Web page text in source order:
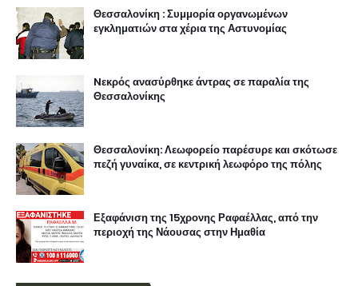
Θεσσαλονίκη : Συμμορία οργανωμένων
εγκληματιών στα χέρια της Αστυνομίας
Nεκρός ανασύρθηκε άντρας σε παραλία της
Θεσσαλονίκης
Θεσσαλονίκη: Λεωφορείο παρέσυρε και σκότωσε
πεζή γυναίκα, σε κεντρική λεωφόρο της πόλης
Εξαφάνιση της 15χρονης Ραφαέλλας, από την
περιοχή της Νάουσας στην Ημαθία